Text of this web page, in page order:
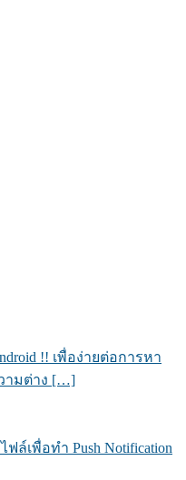
!! เพื่อง่ายต่อการหา
ามต่าง […]
ล์เพื่อทำ Push Notification